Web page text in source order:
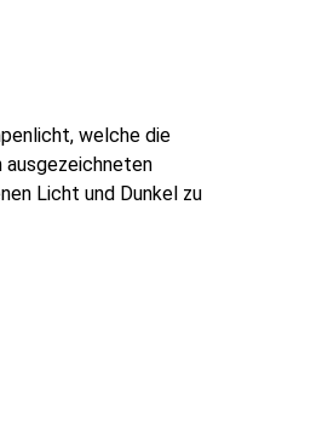
welche die
ausgezeichneten
Licht und Dunkel zu